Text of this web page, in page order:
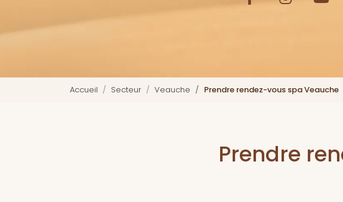
Accueil Secteur Veauche Prendre rendez-vous spa Veauche
Prendre